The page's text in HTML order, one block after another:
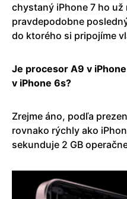
chystaný iPhone 7 ho
pravdepodobne
do ktorého si pripojíme
Je procesor A9 v
v iPhone 6s?
Zrejme áno, podľa
rovnako rýchly ako
sekunduje 2 GB